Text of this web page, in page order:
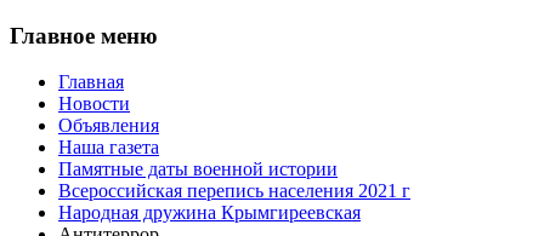
Главное меню
Главная
Новости
Объявления
Наша газета
Памятные даты военной истории
Всероссийская перепись населения 2021 г
Народная дружина Крымгиреевская